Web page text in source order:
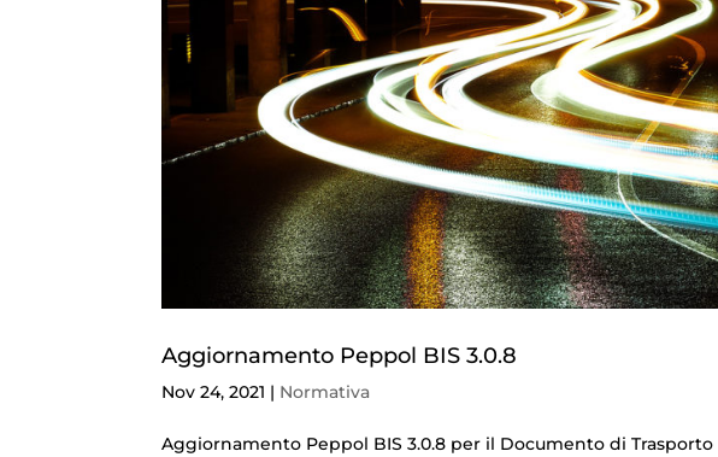
Aggiornamento Peppol BIS 3.0.8
Nov 24, 2021 | Normativa
Aggiornamento Peppol BIS 3.0.8 per il Documento di